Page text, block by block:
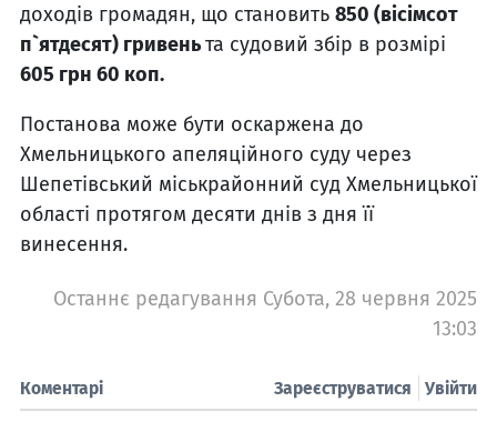
доходів громадян, що становить 850 (вісімсот
п`ятдесят) гривеньта судовий збір в розмірі
605 грн 60 коп.
Постанова може бути оскаржена до
Хмельницького апеляційного суду через
Шепетівський міськрайонний суд Хмельницької
області протягом десяти днів з дня її
винесення.
Останнє редагування Субота, 28 червня 2025
13:03
Коментарі Увійти
Зареєструватися